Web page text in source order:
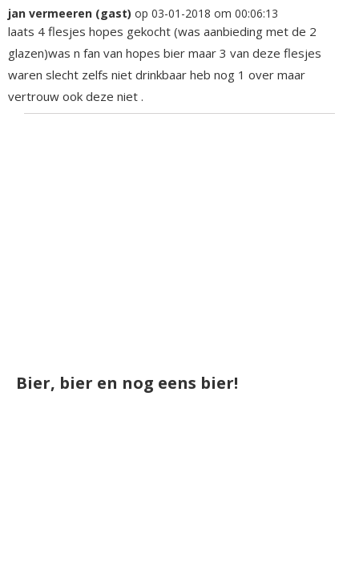
jan vermeeren (gast) op 03-01-2018 om 00:06:13
laats 4 flesjes hopes gekocht (was aanbieding met de 2
glazen)was n fan van hopes bier maar 3 van deze flesjes
waren slecht zelfs niet drinkbaar heb nog 1 over maar
vertrouw ook deze niet .
Bier, bier en nog eens bier!